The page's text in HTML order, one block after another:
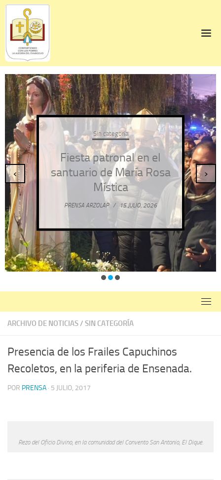
Skip
content
Sin categoría
Fiesta patronal en el
santuario de María Rosa
Mística
PRENSA ARZOLAP / 15 JULIO, 2026
‹ ›
ARCHIVO DE NOTICIAS/ SIN CATEGORÍA
Presencia de los Frailes Capuchinos
Recoletos, en la periferia de Ensenada.
POR PRENSA · 5 JULIO, 2017
Rezo del Oficio Divino, en la comunidad del Convento San Antonio, El Dique.